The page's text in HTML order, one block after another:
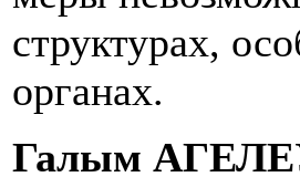
структурах,
органах.
Галым